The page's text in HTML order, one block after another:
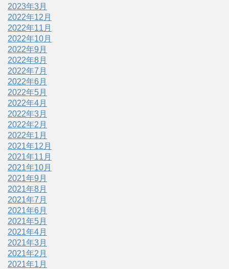
2023年3月
2022年12月
2022年11月
2022年10月
2022年9月
2022年8月
2022年7月
2022年6月
2022年5月
2022年4月
2022年3月
2022年2月
2022年1月
2021年12月
2021年11月
2021年10月
2021年9月
2021年8月
2021年7月
2021年6月
2021年5月
2021年4月
2021年3月
2021年2月
2021年1月